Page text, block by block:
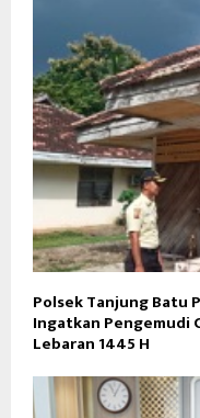
Polsek Tanjung Batu
Ingatkan Pengemudi
Lebaran 1445 H